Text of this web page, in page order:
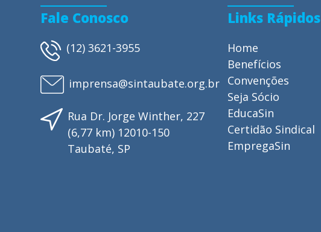
Fale Conosco
(12) 3621-3955
imprensa@sintaubate.org.br
Rua Dr. Jorge Winther, 227
(6,77 km) 12010-150
Taubaté, SP
Links Rápidos
Home
Benefícios
Convenções
Seja Sócio
EducaSin
Certidão Sindical
EmpregaSin